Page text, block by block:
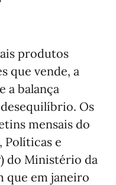
produtos
que vende, a
a balança
Os
mensais do
Políticas e
do Ministério da
que em janeiro